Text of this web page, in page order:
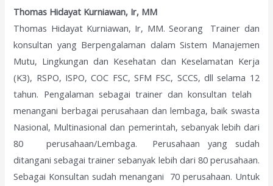
Thomas Hidayat Kurniawan, Ir, MM
Thomas Hidayat Kurniawan, Ir, MM. Seorang Trainer dan
konsultan yang Berpengalaman dalam Sistem Manajemen
Mutu, Lingkungan dan Kesehatan dan Keselamatan Kerja
(K3), RSPO, ISPO, COC FSC, SFM FSC, SCCS, dll selama 12
tahun. Pengalaman sebagai trainer dan konsultan telah
menangani berbagai perusahaan dan lembaga, baik swasta
Nasional, Multinasional dan pemerintah, sebanyak lebih dari
80 perusahaan/Lembaga. Perusahaan yang sudah
ditangani sebagai trainer sebanyak lebih dari 80 perusahaan.
Sebagai Konsultan sudah menangani 70 perusahaan. Untuk